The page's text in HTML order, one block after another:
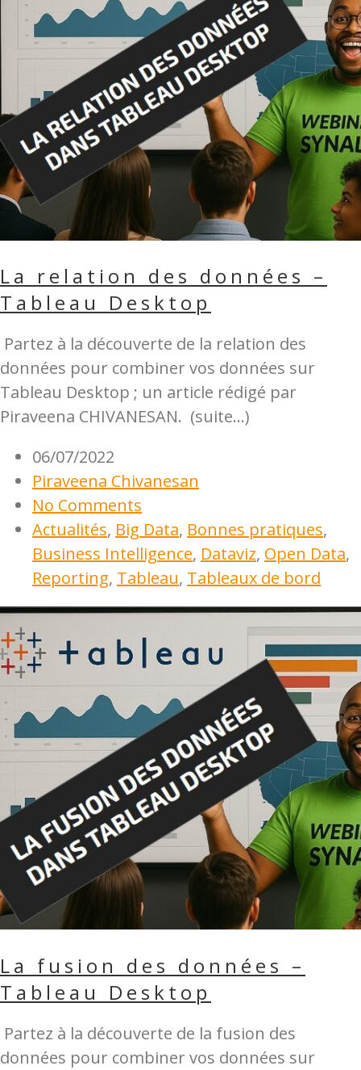
La relation des données –
Tableau Desktop
Partez à la découverte de la relation des
données pour combiner vos données sur
Tableau Desktop ; un article rédigé par
Piraveena CHIVANESAN. (suite…)
06/07/2022
Piraveena Chivanesan
No Comments
Actualités, Big Data, Bonnes pratiques,
Business Intelligence, Dataviz, Open Data,
Reporting, Tableau, Tableaux de bord
La fusion des données –
Tableau Desktop
Partez à la découverte de la fusion des
données pour combiner vos données sur